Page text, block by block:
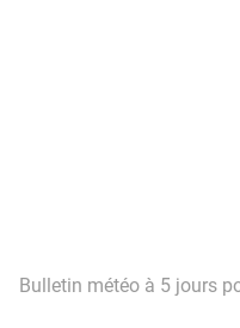
Bulletin météo à 5 jours